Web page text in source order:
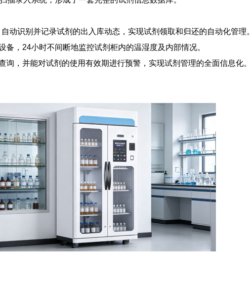
动识别并记录试剂的出入库动态，实现试剂领取和归还的自动化管理。
备，24小时不间断地监控试剂柜内的温湿度及内部情况。
询，并能对试剂的使用有效期进行预警，实现试剂管理的全面信息化。